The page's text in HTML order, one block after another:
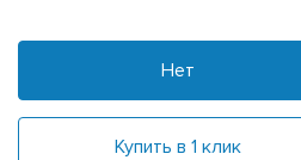
Нет
Купить в 1 клик